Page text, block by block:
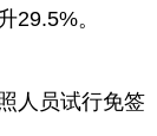
29.5%。
人员试行免签